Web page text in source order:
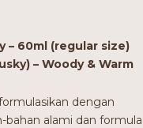
– 60ml (regular size)
– Woody & Warm
dengan
alami dan formula